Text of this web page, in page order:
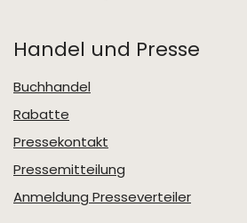
Handel und Presse
Buchhandel
Rabatte
Pressekontakt
Pressemitteilung
Anmeldung Presseverteiler